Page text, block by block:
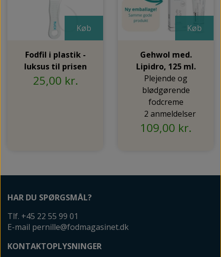
Køb
Fodfil i plastik -
luksus til prisen
25,00 kr.
Køb
Gehwol med.
Lipidro, 125 ml.
Plejende og
blødgørende
fodcreme
2 anmeldelser
109,00 kr.
HAR DU SPØRGSMÅL?
Tlf. +45 22 55 99 01
E-mail pernille@fodmagasinet.dk
KONTAKTOPLYSNINGER